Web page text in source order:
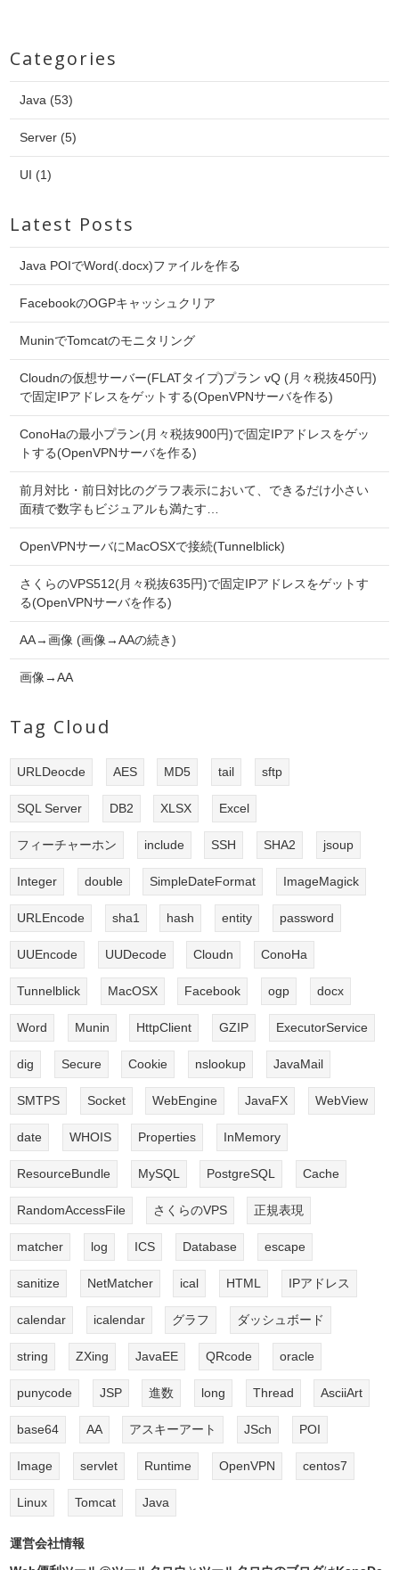
Categories
Java (53)
Server (5)
UI (1)
Latest Posts
Java POIでWord(.docx)ファイルを作る
FacebookのOGPキャッシュクリア
MuninでTomcatのモニタリング
Cloudnの仮想サーバー(FLATタイプ)プラン vQ (月々税抜450円)
で固定IPアドレスをゲットする(OpenVPNサーバを作る)
ConoHaの最小プラン(月々税抜900円)で固定IPアドレスをゲッ
トする(OpenVPNサーバを作る)
前月対比・前日対比のグラフ表示において、できるだけ小さい
面積で数字もビジュアルも満たす…
OpenVPNサーバにMacOSXで接続(Tunnelblick)
さくらのVPS512(月々税抜635円)で固定IPアドレスをゲットす
る(OpenVPNサーバを作る)
AA→画像 (画像→AAの続き)
画像→AA
Tag Cloud
URLDeocde AES MD5 tail sftp
SQL Server DB2 XLSX Excel
フィーチャーホン include SSH SHA2 jsoup
Integer double SimpleDateFormat ImageMagick
URLEncode sha1 hash entity password
UUEncode UUDecode Cloudn ConoHa
Tunnelblick MacOSX Facebook ogp docx
Word Munin HttpClient GZIP ExecutorService
dig Secure Cookie nslookup JavaMail
SMTPS Socket WebEngine JavaFX WebView
date WHOIS Properties InMemory
ResourceBundle MySQL PostgreSQL Cache
RandomAccessFile さくらのVPS 正規表現
matcher log ICS Database escape
sanitize NetMatcher ical HTML IPアドレス
calendar icalendar グラフ ダッシュボード
string ZXing JavaEE QRcode oracle
punycode JSP 進数 long Thread AsciiArt
base64 AA アスキーアート JSch POI
Image servlet Runtime OpenVPN centos7
Linux Tomcat Java
運営会社情報